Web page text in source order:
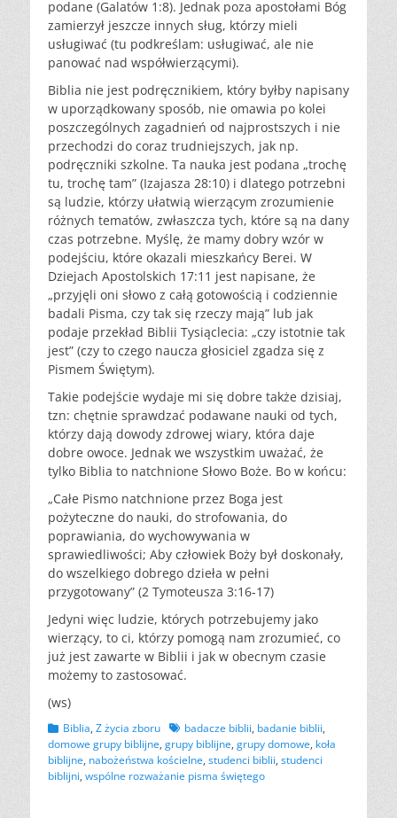
podane (Galatów 1:8). Jednak poza apostołami Bóg
zamierzył jeszcze innych sług, którzy mieli
usługiwać (tu podkreślam: usługiwać, ale nie
panować nad współwierzącymi).
Biblia nie jest podręcznikiem, który byłby napisany
w uporządkowany sposób, nie omawia po kolei
poszczególnych zagadnień od najprostszych i nie
przechodzi do coraz trudniejszych, jak np.
podręczniki szkolne. Ta nauka jest podana „trochę
tu, trochę tam” (Izajasza 28:10) i dlatego potrzebni
są ludzie, którzy ułatwią wierzącym zrozumienie
różnych tematów, zwłaszcza tych, które są na dany
czas potrzebne. Myślę, że mamy dobry wzór w
podejściu, które okazali mieszkańcy Berei. W
Dziejach Apostolskich 17:11 jest napisane, że
„przyjęli oni słowo z całą gotowością i codziennie
badali Pisma, czy tak się rzeczy mają” lub jak
podaje przekład Biblii Tysiąclecia: „czy istotnie tak
jest” (czy to czego naucza głosiciel zgadza się z
Pismem Świętym).
Takie podejście wydaje mi się dobre także dzisiaj,
tzn: chętnie sprawdzać podawane nauki od tych,
którzy dają dowody zdrowej wiary, która daje
dobre owoce. Jednak we wszystkim uważać, że
tylko Biblia to natchnione Słowo Boże. Bo w końcu:
„Całe Pismo natchnione przez Boga jest
pożyteczne do nauki, do strofowania, do
poprawiania, do wychowywania w
sprawiedliwości; Aby człowiek Boży był doskonały,
do wszelkiego dobrego dzieła w pełni
przygotowany” (2 Tymoteusza 3:16-17)
Jedyni więc ludzie, których potrzebujemy jako
wierzący, to ci, którzy pomogą nam zrozumieć, co
już jest zawarte w Biblii i jak w obecnym czasie
możemy to zastosować.
(ws)
Kategorii
Biblia, Z życia zboru Tagówbadacze biblii, badanie biblii,
domowe grupy biblijne, grupy biblijne, grupy domowe, koła
biblijne, nabożeństwa kościelne, studenci biblii, studenci
biblijni, wspólne rozważanie pisma świętego